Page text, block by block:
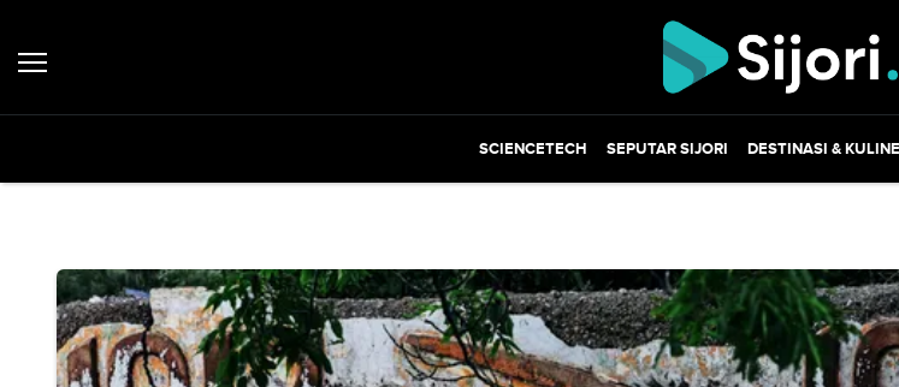
SCIENCETECH SEPUTAR SIJORI DESTINASI &